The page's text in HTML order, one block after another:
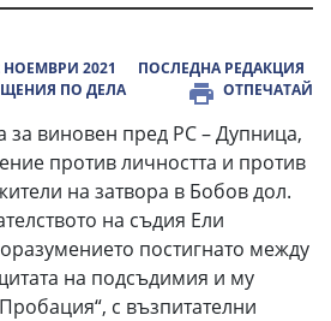
2021
ПОСЛЕДНА РЕДАКЦИЯ
ПО ДЕЛА ОТПЕЧАТАЙ
за виновен пред РС – Дупница,
против личността и против
на затвора в Бобов дол.
на съдия Ели
постигнато между
на подсъдимия и му
с възпитателни